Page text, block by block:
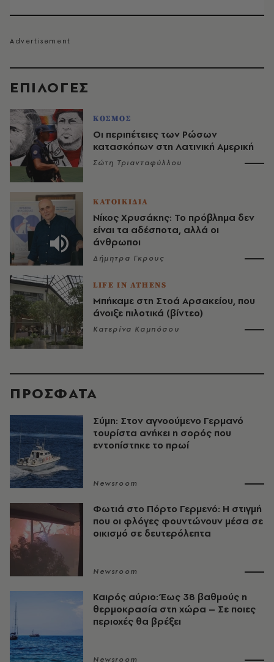
EΠΙΛΟΓΈΣ
ΚΟΣΜΟΣ
Οι περιπέτειες των Ρώσων
κατασκόπων στη Λατινική Αμερική
Σώτη Τριανταφύλλου
ΚΑΤΟΙΚΙΔΙΑ
Νίκος Χρυσάκης: Το πρόβλημα δεν
είναι τα αδέσποτα, αλλά οι
άνθρωποι
Δήμητρα Γκρους
LIFE IN ATHENS
Μπήκαμε στη Στοά Αρσακείου, που
άνοιξε πιλοτικά (βίντεο)
Κατερίνα Καμπόσου
ΠΡΟΣΦΑΤΑ
Σύμη: Στον αγνοούμενο Γερμανό
τουρίστα ανήκει η σορός που
εντοπίστηκε το πρωί
Newsroom
Φωτιά στο Πόρτο Γερμενό: Η στιγμή
που οι φλόγες φουντώνουν μέσα σε
οικισμό σε δευτερόλεπτα
Newsroom
Καιρός αύριο: Έως 38 βαθμούς η
θερμοκρασία στη χώρα – Σε ποιες
περιοχές θα βρέξει
Newsroom